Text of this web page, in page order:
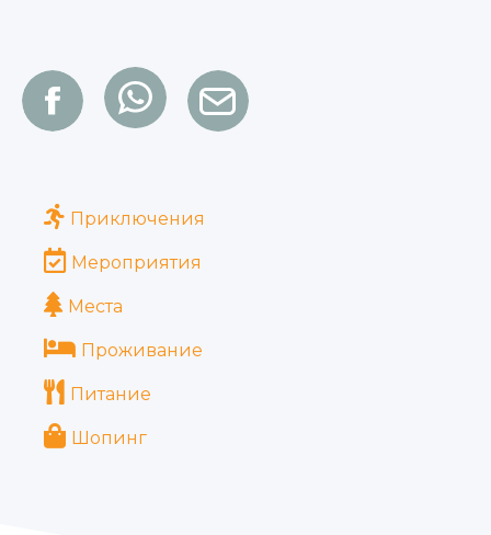
Приключения
Мероприятия
Места
Проживание
Питание
Шопинг